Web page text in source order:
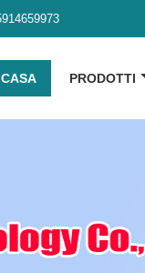
CASA PRODOTTI